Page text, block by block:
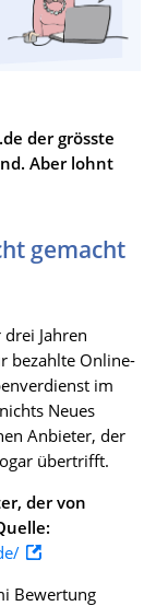
der grösste
Aber lohnt
gemacht
Jahren
bezahlte Online-
im
Neues
Anbieter, der
übertrifft.
der von
Bewertung